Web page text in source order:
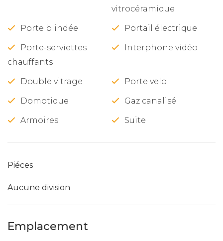
vitrocéramique
Porte blindée Portail électrique
Porte-serviettes
chauffants
Interphone vidéo
Double vitrage Porte velo
Domotique Gaz canalisé
Armoires Suite
Piéces
Aucune division
Emplacement